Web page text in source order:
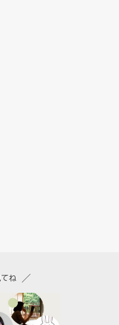
ね